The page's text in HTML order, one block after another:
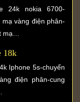
24k nokia 6700-
vàng điện phân-
mạ…
18k
Iphone 5s-chuyển
điện phân-cung